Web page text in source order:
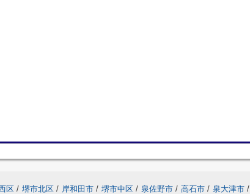
区 / 堺市北区 / 岸和田市 / 堺市中区 / 泉佐野市 / 高石市 / 泉大津市 /